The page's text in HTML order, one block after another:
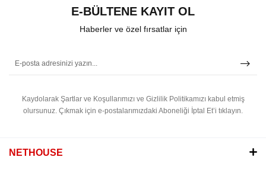
E-BÜLTENE KAYIT OL
Haberler ve özel fırsatlar için
Kaydolarak Şartlar ve Koşullarımızı ve Gizlilik Politikamızı kabul etmiş
olursunuz. Çıkmak için e-postalarımızdaki Aboneliği İptal Et’i tıklayın.
NETHOUSE